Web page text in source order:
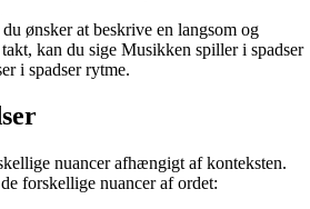
ønsker at beskrive en langsom og
kan du sige Musikken spiller i spadser
i spadser rytme.
nuancer afhængigt af konteksten.
forskellige nuancer af ordet: